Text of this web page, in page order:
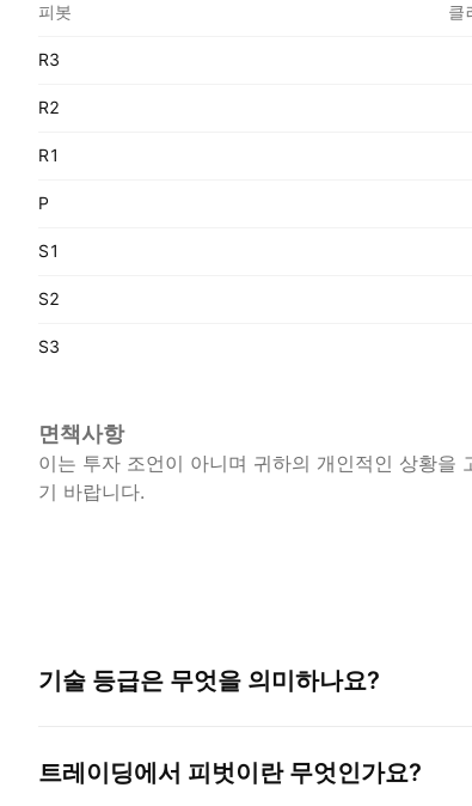
피봇 클
R3
R2
R1
P
S1
S2
S3
면책사항
이는 투자 조언이 아니며 귀하의 개인적인 상황을
기 바랍니다.
기술 등급은 무엇을 의미하나요?
트레이딩에서 피벗이란 무엇인가요?